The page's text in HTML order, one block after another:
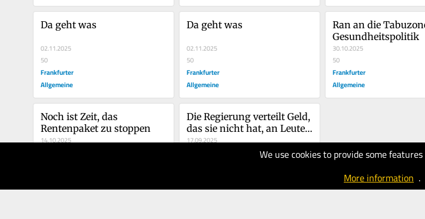
We use cookies to provide some
More information .
Da geht was
02.11.2025
50
Frankfurter
Allgemeine
Da geht was
02.11.2025
50
Frankfurter
Allgemeine
Ran an die
Gesundheitspolitik
30.10.2025
50
Frankfurter
Allgemeine
Noch ist Zeit, das
Rentenpaket zu stoppen
14.10.2025
Die Regierung verteilt Geld,
das sie nicht hat, an Leute,
die es nicht brauchen
17.09.2025